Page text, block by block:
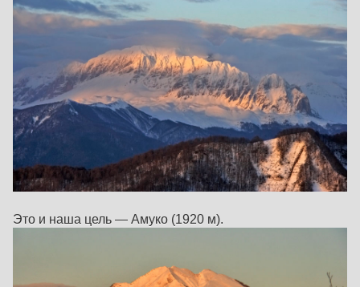
Это и наша цель — Амуко (1920 м).